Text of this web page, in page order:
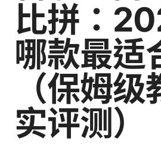
比拼：
哪款最适
（保姆
实评测）